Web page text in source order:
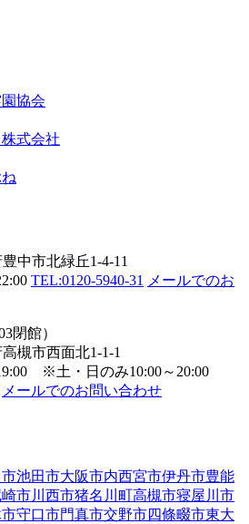
中市北緑丘1-4-11
TEL:0120-5940-31 メールでのお
閉館）
槻市西面北1-1-1
※土・日のみ10:00～20:00
メールでのお問い合わせ
池田市大阪市内西宮市伊丹市豊能
崎市川西市猪名川町高槻市寝屋川市
守口市門真市交野市四條畷市東大